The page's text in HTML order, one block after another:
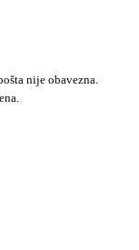
nije obavezna.